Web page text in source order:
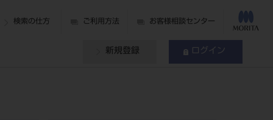
検索の仕方 ご利用方法 お客様相談センター
新規登録 ログイン